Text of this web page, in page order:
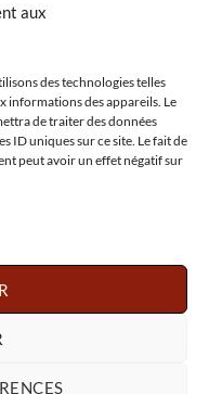
aux
des technologies telles
informations des appareils. Le
de traiter des données
ID uniques sur ce site. Le fait de
peut avoir un effet négatif sur
Português